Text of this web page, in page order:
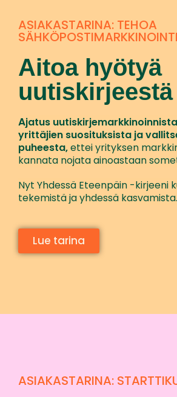
ASIAKASTARINA: TEHOA
Aitoa hyötyä
uutiskirjeestä
Ajatus
yrittäjien suosituksista ja
puheesta,ettei yrityksen
kannata nojata ainoastaan
Nyt Yhdessä Eteenpäin -kirjeeni
tekemistä ja yhdessä kasvamista.
Lue tarina
ASIAKASTARINA: